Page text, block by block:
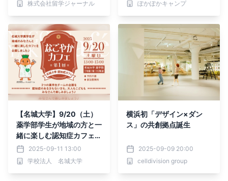
株式会社留学ジャーナル
ぽかぽかキャンプ
【名城大学】9/20（土）
薬学部学生が地域の方と一
緒に楽しむ認知症カフェ
「なごやかカフェ第1回」
を開催！
2025-09-11 13:00
学校法人 名城大学
横浜初「デザイン×ダン
ス」の共創拠点誕生
2025-09-09 20:00
celldivision group